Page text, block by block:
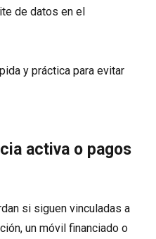
de datos en el
y práctica para evitar
activa o pagos
si siguen vinculadas a
un móvil financiado o